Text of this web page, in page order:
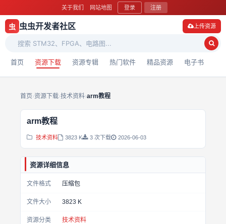
关于我们 网站地图 登录 注册
虫 虫虫开发者社区
首页 资源下载 资源专辑 热门软件 精品资源 电子书
上传资源
首页›资源下载›技术资料›arm教程
arm教程
技术资料 3823 K 3 次下载 2026-06-03
资源详细信息
文件格式 压缩包
文件大小 3823 K
资源分类 技术资料